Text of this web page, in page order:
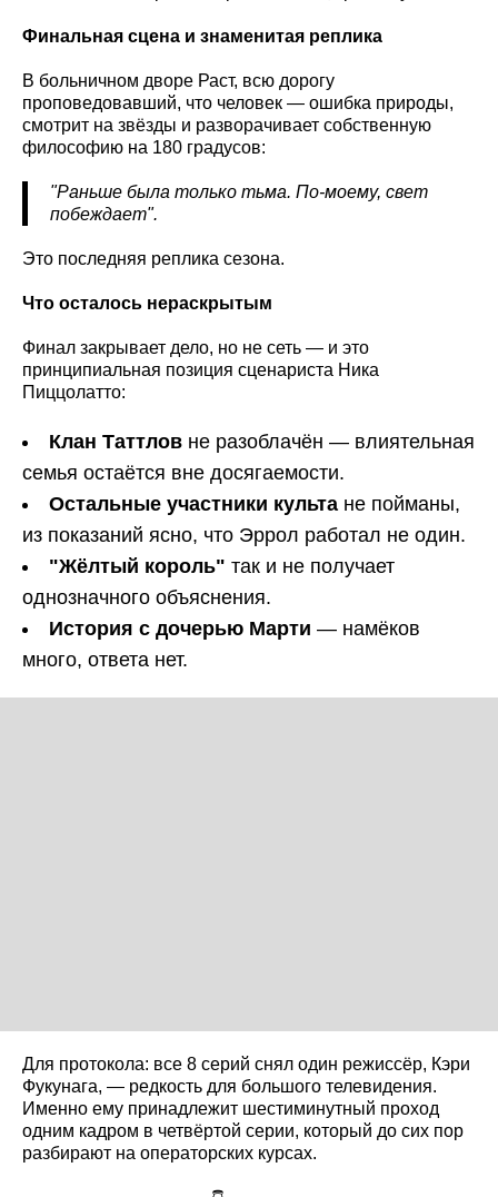
Финальная сцена и знаменитая реплика
В больничном дворе Раст, всю дорогу
проповедовавший, что человек — ошибка природы,
смотрит на звёзды и разворачивает собственную
философию на 180 градусов:
"Раньше была только тьма. По-моему, свет
побеждает".
Это последняя реплика сезона.
Что осталось нераскрытым
Финал закрывает дело, но не сеть — и это
принципиальная позиция сценариста Ника
Пиццолатто:
Клан Таттлов не разоблачён — влиятельная
семья остаётся вне досягаемости.
Остальные участники культа не пойманы,
из показаний ясно, что Эррол работал не один.
"Жёлтый король" так и не получает
однозначного объяснения.
История с дочерью Марти — намёков
много, ответа нет.
Для протокола: все 8 серий снял один режиссёр, Кэри
Фукунага, — редкость для большого телевидения.
Именно ему принадлежит шестиминутный проход
одним кадром в четвёртой серии, который до сих пор
разбирают на операторских курсах.